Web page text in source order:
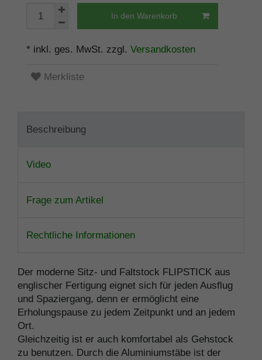
In den Warenkorb
* inkl. ges. MwSt. zzgl. Versandkosten
Merkliste
Beschreibung
Video
Frage zum Artikel
Rechtliche Informationen
Der moderne Sitz- und Faltstock FLIPSTICK aus
englischer Fertigung eignet sich für jeden Ausflug
und Spaziergang, denn er ermöglicht eine
Erholungspause zu jedem Zeitpunkt und an jedem
Ort.
Gleichzeitig ist er auch komfortabel als Gehstock
zu benutzen. Durch die Aluminiumstäbe ist der